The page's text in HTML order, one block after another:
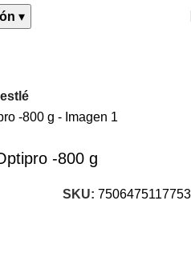
▾
-800 g
SKU: 7506475117753